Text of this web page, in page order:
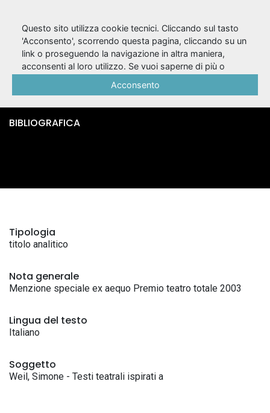
Figlia dell'acqua /
Federica Barcellona
BIBLIOGRAFICA
Tipologia
titolo analitico
Nota generale
Menzione speciale ex aequo Premio teatro totale 2003
Lingua del testo
Italiano
Soggetto
Weil, Simone - Testi teatrali ispirati a
Questo sito utilizza cookie tecnici. Cliccando sul tasto
'Acconsento', scorrendo questa pagina, cliccando su un
link o proseguendo la navigazione in altra maniera,
acconsenti al loro utilizzo. Se vuoi saperne di più o
Acconsento